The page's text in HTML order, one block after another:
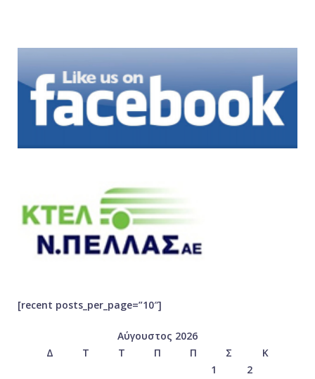
[recent posts_per_page=”10″]
Αύγουστος 2026
Δ
Τ Τ Π Π Σ
Κ
1
2